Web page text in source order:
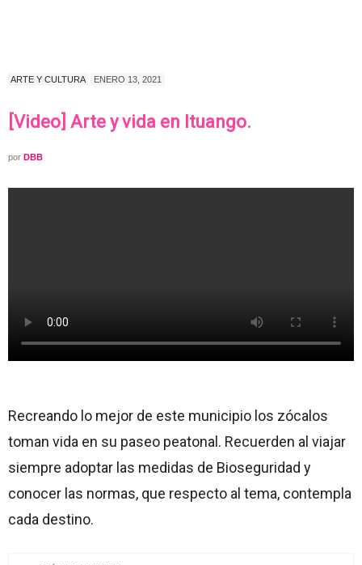
ARTE Y CULTURA ENERO 13, 2021
[Video] Arte y vida en Ituango.
por DBB
Recreando lo mejor de este municipio los zócalos
toman vida en su paseo peatonal. Recuerden al viajar
siempre adoptar las medidas de Bioseguridad y
conocer las normas, que respecto al tema, contempla
cada destino.